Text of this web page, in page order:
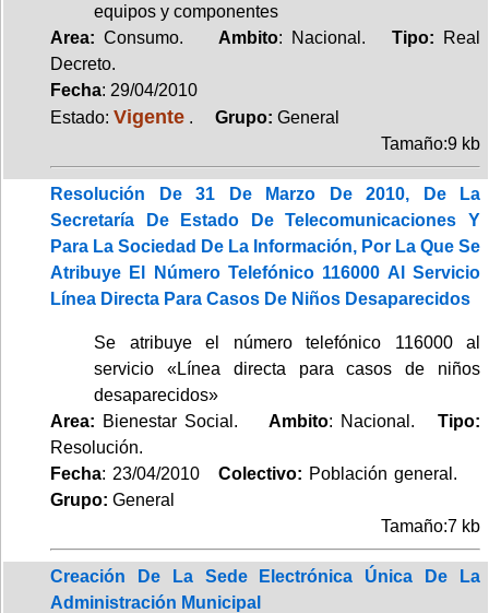
equipos y componentes
Area: Consumo. Ambito: Nacional. Tipo:
Real
Decreto.
Fecha: 29/04/2010
Estado: Vigente . Grupo: General
Tamaño:9 kb
Resolución De 31 De Marzo De 2010, De La
Secretaría De Estado De Telecomunicaciones Y
Para La Sociedad De La Información, Por La Que Se
Atribuye El Número Telefónico 116000 Al Servicio
Línea Directa Para Casos De Niños Desaparecidos
Se atribuye el número telefónico 116000 al
servicio «Línea directa para casos de niños
desaparecidos»
Area: Bienestar Social. Ambito: Nacional. Tipo:
Resolución.
Fecha: 23/04/2010Colectivo: Población general.
Grupo: General
Tamaño:7 kb
Creación De La Sede Electrónica Única De La
Administración Municipal